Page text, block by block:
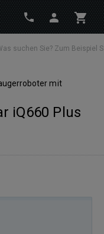
mit
iQ660 Plus